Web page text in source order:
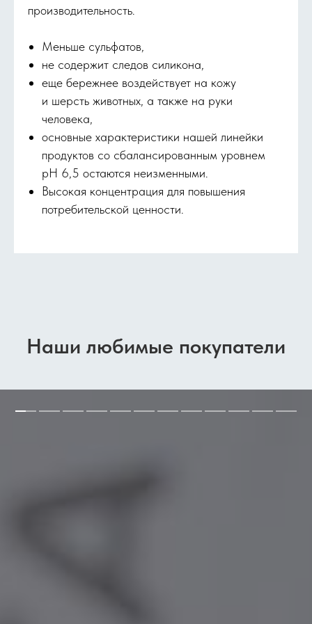
производительность.
Меньше сульфатов,
не содержит следов силикона,
еще бережнее воздействует на кожу
и шерсть животных, а также на руки
человека,
основные характеристики нашей линейки
продуктов со сбалансированным уровнем
pH 6,5 остаются неизменными.
Высокая концентрация для повышения
потребительской ценности.
Наши любимые покупатели